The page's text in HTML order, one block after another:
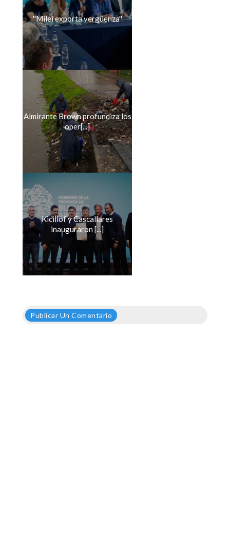
''Milei exporta vergüenza''
Almirante Brown profundiza los
oper[...]
Kicillof y Cascallares
inauguraron [...]
Publicar Un Comentario